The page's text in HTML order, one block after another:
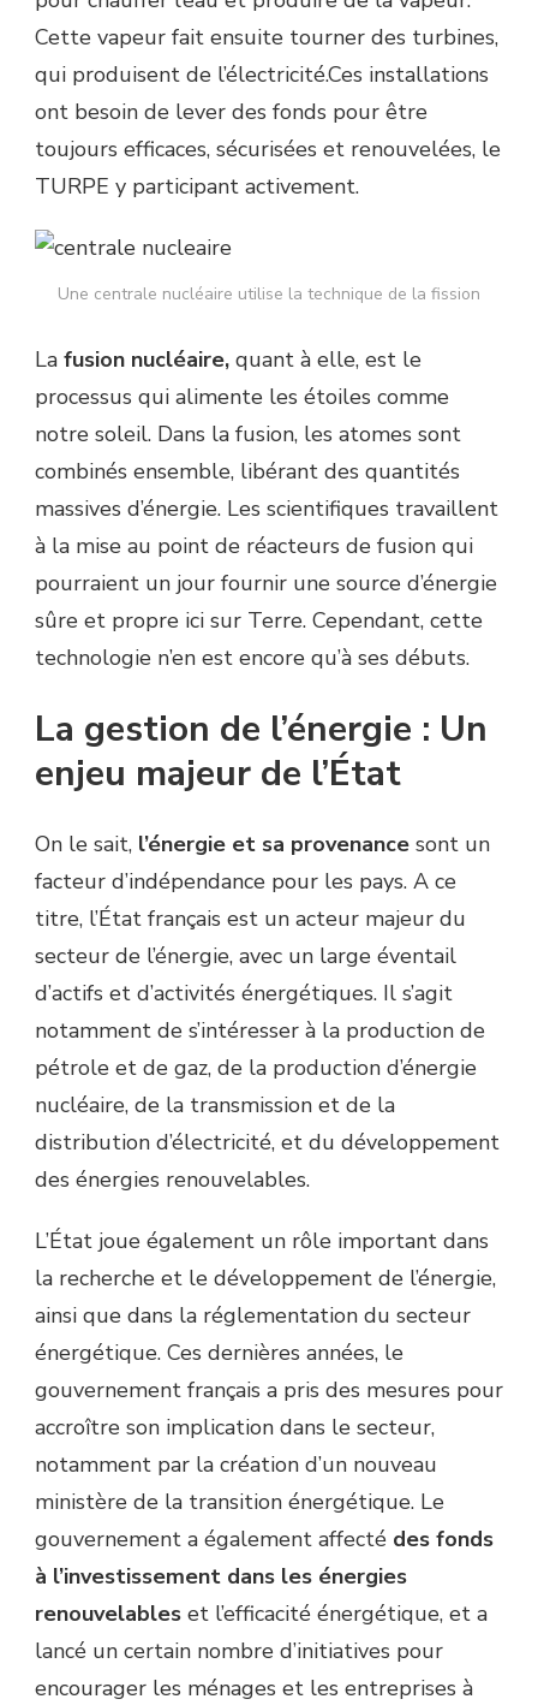
Cette vapeur fait ensuite tourner des turbines,
qui produisent de l’électricité.Ces installations
ont besoin de lever des fonds pour être
toujours efficaces, sécurisées et renouvelées, le
TURPE y participant activement.
Une centrale nucléaire utilise la technique de la fission
La fusion nucléaire, quant à elle, est le
processus qui alimente les étoiles comme
notre soleil. Dans la fusion, les atomes sont
combinés ensemble, libérant des quantités
massives d’énergie. Les scientifiques travaillent
à la mise au point de réacteurs de fusion qui
pourraient un jour fournir une source d’énergie
sûre et propre ici sur Terre. Cependant, cette
technologie n’en est encore qu’à ses débuts.
La gestion de l’énergie : Un
enjeu majeur de l’État
On le sait, l’énergie et sa provenance sont un
facteur d’indépendance pour les pays. A ce
titre, l’État français est un acteur majeur du
secteur de l’énergie, avec un large éventail
d’actifs et d’activités énergétiques. Il s’agit
notamment de s’intéresser à la production de
pétrole et de gaz, de la production d’énergie
nucléaire, de la transmission et de la
distribution d’électricité, et du développement
des énergies renouvelables.
L’État joue également un rôle important dans
la recherche et le développement de l’énergie,
ainsi que dans la réglementation du secteur
énergétique. Ces dernières années, le
gouvernement français a pris des mesures pour
accroître son implication dans le secteur,
notamment par la création d’un nouveau
ministère de la transition énergétique. Le
gouvernement a également affecté des fonds
à l’investissement dans les énergies
renouvelables et l’efficacité énergétique, et a
lancé un certain nombre d’initiatives pour
encourager les ménages et les entreprises à